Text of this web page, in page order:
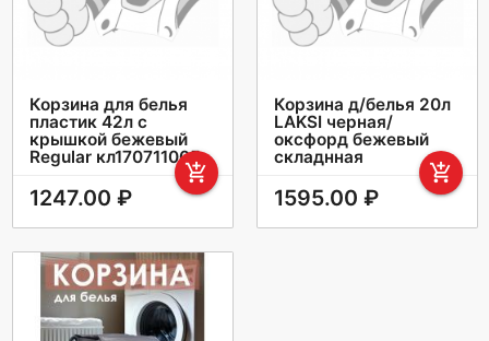
Корзина для белья
пластик 42л с
крышкой бежевый
Regular кл170711005
add_shopping_cart
1247.00 ₽
Корзина д/белья 20л
LAKSI черная/
оксфорд бежевый
складнная
add_shopping_cart
1595.00 ₽